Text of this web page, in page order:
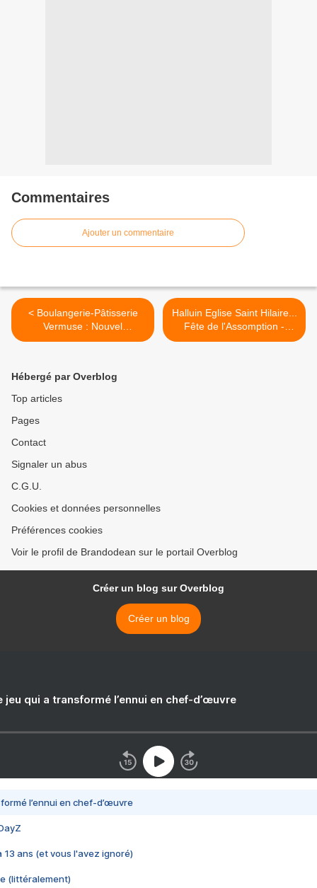
Commentaires
Ajouter un commentaire
< Boulangerie-Pâtisserie
Vermuse : Nouvel
Aménagement (Août 2024).
Halluin Eglise Saint Hilaire...
Fête de l'Assomption -
Origines (Août 2012 -
Hébergé par Overblog
Top articles
Pages
Contact
Signaler un abus
C.G.U.
Cookies et données personnelles
Préférences cookies
Voir le profil de Brandodean sur le portail Overblog
Créer un blog sur Overblog
Créer un blog
jeu qui a transformé l’ennui en chef-d’œuvre
l’ennui en chef-d’œuvre
13 ans (et vous l'avez ignoré)
(littéralement)